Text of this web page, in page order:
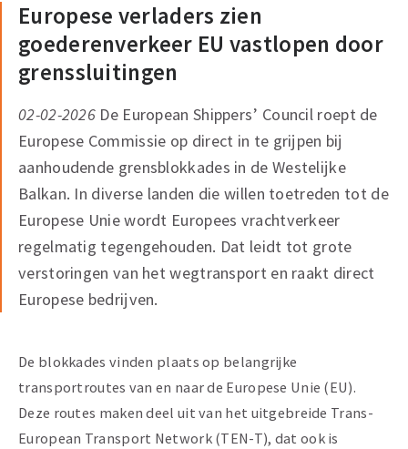
Europese verladers zien
goederenverkeer EU vastlopen door
grenssluitingen
02-02-2026 De European Shippers’ Council roept de
Europese Commissie op direct in te grijpen bij
aanhoudende grensblokkades in de Westelijke
Balkan. In diverse landen die willen toetreden tot de
Europese Unie wordt Europees vrachtverkeer
regelmatig tegengehouden. Dat leidt tot grote
verstoringen van het wegtransport en raakt direct
Europese bedrijven.
De blokkades vinden plaats op belangrijke
transportroutes van en naar de Europese Unie (EU).
Deze routes maken deel uit van het uitgebreide Trans-
European Transport Network (TEN-T), dat ook is